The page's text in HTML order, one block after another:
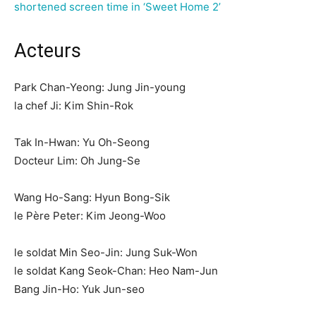
shortened screen time in ‘Sweet Home 2’
Acteurs
Park Chan-Yeong: Jung Jin-young
la chef Ji: Kim Shin-Rok
Tak In-Hwan: Yu Oh-Seong
Docteur Lim: Oh Jung-Se
Wang Ho-Sang: Hyun Bong-Sik
le Père Peter: Kim Jeong-Woo
le soldat Min Seo-Jin: Jung Suk-Won
le soldat Kang Seok-Chan: Heo Nam-Jun
Bang Jin-Ho: Yuk Jun-seo